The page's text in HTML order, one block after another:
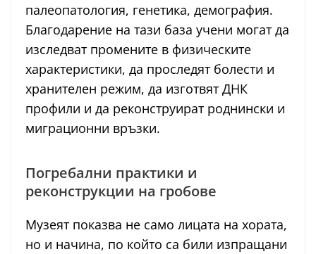
палеопатология, генетика, демография.
Благодарение на тази база учени могат да
изследват промените в физическите
характеристики, да проследят болести и
хранителен режим, да изготвят ДНК
профили и да реконструират роднински и
миграционни връзки.
Погребални практики и
реконструкции на гробове
Музеят показва не само лицата на хората,
но и начина, по който са били изпращани